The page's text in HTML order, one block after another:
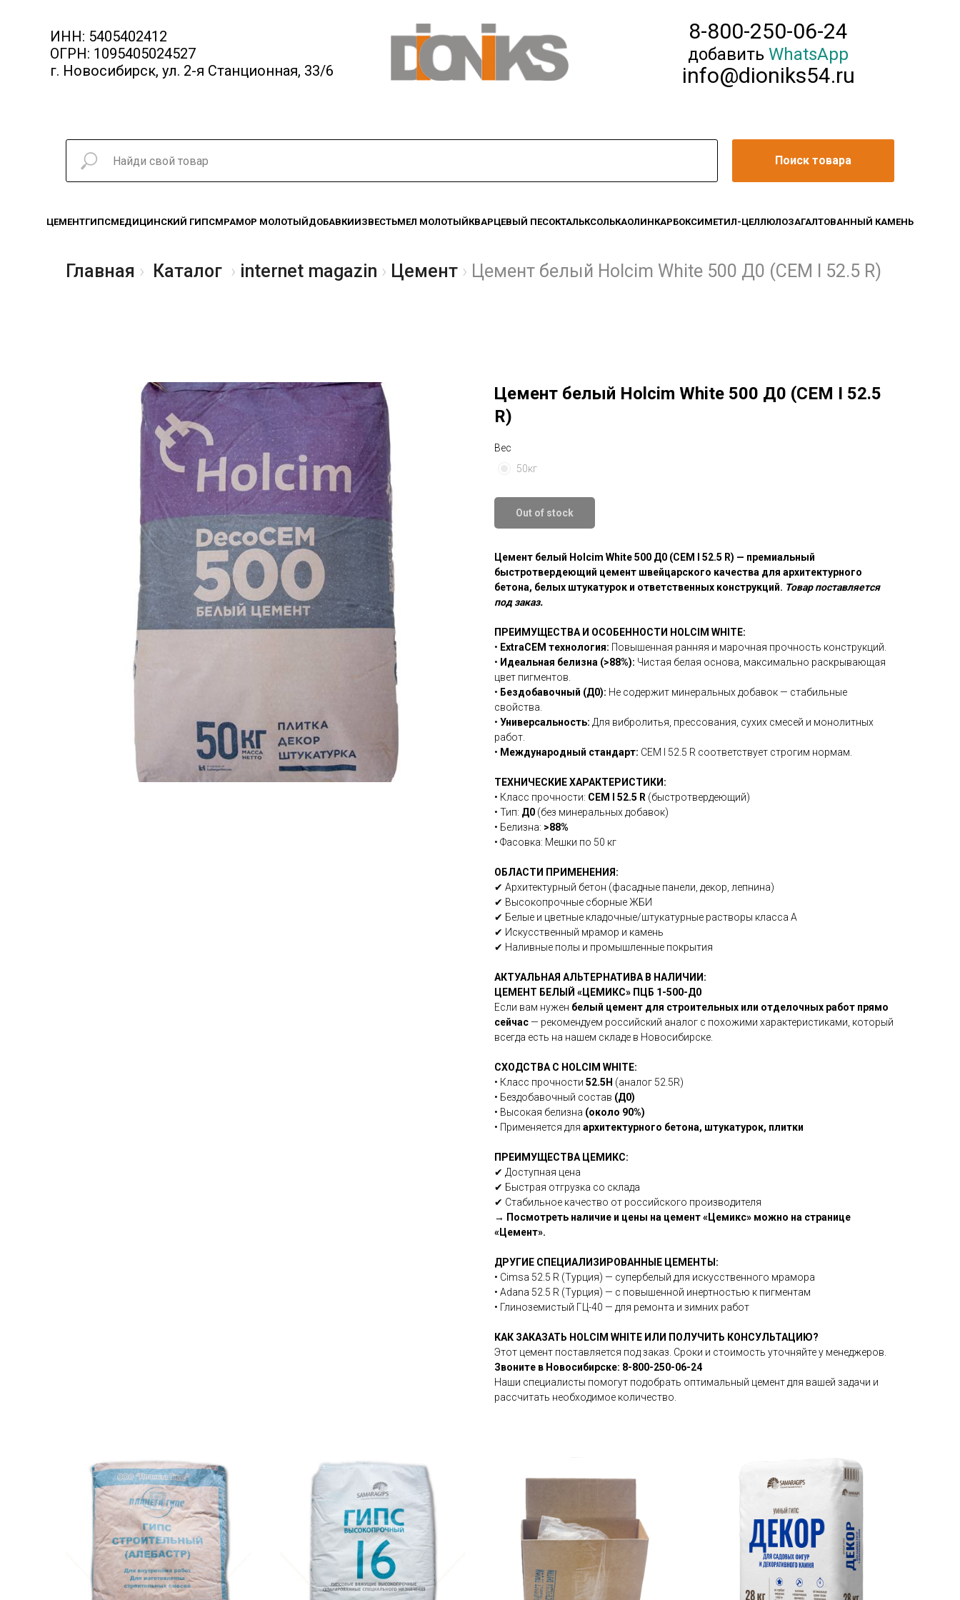
ИНН: 5405402412
ОГРН: 1095405024527
г. Новосибирск, ул. 2-я Станционная, 33/6
8-800-250-06-24
добавить WhatsApp
info@dioniks54.ru
Поиск товара
ЦЕМЕНТГИПСМЕДИЦИНСКИЙ ГИПСМРАМОР МОЛОТЫЙДОБАВКИИЗВЕСТЬМЕЛ МОЛОТЫЙКВАРЦЕВЫЙ ПЕСОКТАЛЬКСОЛЬКАОЛИНКАРБОКСИМЕТИЛ-ЦЕЛЛЮЛОЗАГАЛТОВАННЫЙ КАМЕНЬ
Главная Каталог internet magazin Цемент Цемент белый Holcim White 500 Д0 (CEM I 52.5 R)
Цемент белый Holcim White 500 Д0 (CEM I 52.5
R)
Вес
50кг
Out of stock
Цемент белый Holcim White 500 Д0 (CEM I 52.5 R) — премиальный
быстротвердеющий цемент швейцарского качества для архитектурного
бетона, белых штукатурок и ответственных конструкций. Товар поставляется
под заказ.
ПРЕИМУЩЕСТВА И ОСОБЕННОСТИ HOLCIM WHITE:
• ExtraCEM технология: Повышенная ранняя и марочная прочность конструкций.
• Идеальная белизна (>88%): Чистая белая основа, максимально раскрывающая
цвет пигментов.
• Бездобавочный (Д0): Не содержит минеральных добавок — стабильные
свойства.
• Универсальность: Для вибролитья, прессования, сухих смесей и монолитных
работ.
• Международный стандарт: CEM I 52.5 R соответствует строгим нормам.
ТЕХНИЧЕСКИЕ ХАРАКТЕРИСТИКИ:
• Класс прочности: CEM I 52.5 R (быстротвердеющий)
• Тип: Д0 (без минеральных добавок)
• Белизна: >88%
• Фасовка: Мешки по 50 кг
ОБЛАСТИ ПРИМЕНЕНИЯ:
✔ Архитектурный бетон (фасадные панели, декор, лепнина)
✔ Высокопрочные сборные ЖБИ
✔ Белые и цветные кладочные/штукатурные растворы класса А
✔ Искусственный мрамор и камень
✔ Наливные полы и промышленные покрытия
АКТУАЛЬНАЯ АЛЬТЕРНАТИВА В НАЛИЧИИ:
ЦЕМЕНТ БЕЛЫЙ «ЦЕМИКС» ПЦБ 1-500-Д0
Если вам нужен белый цемент для строительных или отделочных работ прямо
сейчас— рекомендуем российский аналог с похожими характеристиками, который
всегда есть на нашем складе в Новосибирске.
СХОДСТВА С HOLCIM WHITE:
• Класс прочности 52.5Н (аналог 52.5R)
• Бездобавочный состав (Д0)
• Высокая белизна (около 90%)
• Применяется для архитектурного бетона, штукатурок, плитки
ПРЕИМУЩЕСТВА ЦЕМИКС:
✔ Доступная цена
✔ Быстрая отгрузка со склада
✔ Стабильное качество от российского производителя
→ Посмотреть наличие и цены на цемент «Цемикс» можно на странице
«Цемент».
ДРУГИЕ СПЕЦИАЛИЗИРОВАННЫЕ ЦЕМЕНТЫ:
• Cimsa 52.5 R (Турция) — супербелый для искусственного мрамора
• Adana 52.5 R (Турция) — с повышенной инертностью к пигментам
• Глиноземистый ГЦ-40 — для ремонта и зимних работ
КАК ЗАКАЗАТЬ HOLCIM WHITE ИЛИ ПОЛУЧИТЬ КОНСУЛЬТАЦИЮ?
Этот цемент поставляется под заказ. Сроки и стоимость уточняйте у менеджеров.
Звоните в Новосибирске: 8-800-250-06-24
Наши специалисты помогут подобрать оптимальный цемент для вашей задачи и
рассчитать необходимое количество.